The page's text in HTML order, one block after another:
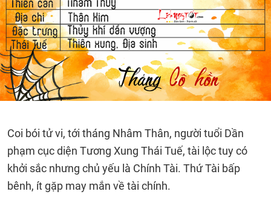
Coi bói tử vi, tới tháng Nhâm Thân, người tuổi Dần
phạm cục diện Tương Xung Thái Tuế, tài lộc tuy có
khởi sắc nhưng chủ yếu là Chính Tài. Thứ Tài bấp
bênh, ít gặp may mắn về tài chính.